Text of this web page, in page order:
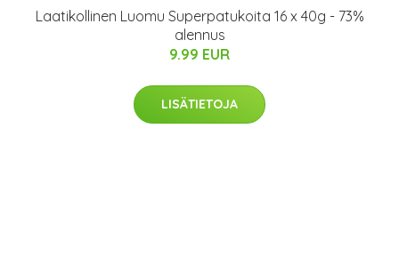
Laatikollinen Luomu Superpatukoita 16 x 40g - 73%
alennus
9.99 EUR
LISÄTIETOJA